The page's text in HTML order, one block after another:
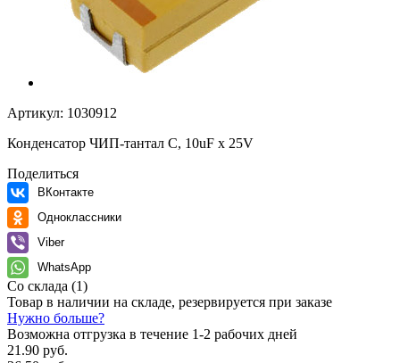
Артикул: 1030912
Конденсатор ЧИП-тантал C, 10uF х 25V
Поделиться
ВКонтакте
Одноклассники
Viber
WhatsApp
Со склада (1)
Товар в наличии на складе, резервируется при заказе
Нужно больше?
Возможна отгрузка в течение 1-2 рабочих дней
21.90 руб.